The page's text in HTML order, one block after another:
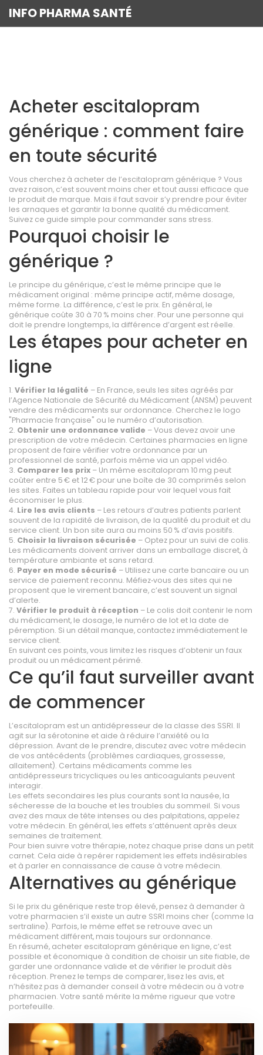
INFO PHARMA SANTÉ
Acheter escitalopram
générique : comment faire
en toute sécurité
Vous cherchez à acheter de l’escitalopram générique ? Vous
avez raison, c’est souvent moins cher et tout aussi efficace que
le produit de marque. Mais il faut savoir s’y prendre pour éviter
les arnaques et garantir la bonne qualité du médicament.
Suivez ce guide simple pour commander sans stress.
Pourquoi choisir le
générique ?
Le principe du générique, c’est le même principe que le
médicament original : même principe actif, même dosage,
même forme. La différence, c’est le prix. En général, le
générique coûte 30 à 70 % moins cher. Pour une personne qui
doit le prendre longtemps, la différence d’argent est réelle.
Les étapes pour acheter en
ligne
1. Vérifier la légalité – En France, seuls les sites agréés par
l’Agence Nationale de Sécurité du Médicament (ANSM) peuvent
vendre des médicaments sur ordonnance. Cherchez le logo
"Pharmacie française" ou le numéro d’autorisation.
2. Obtenir une ordonnance valide – Vous devez avoir une
prescription de votre médecin. Certaines pharmacies en ligne
proposent de faire vérifier votre ordonnance par un
professionnel de santé, parfois même via un appel vidéo.
3. Comparer les prix – Un même escitalopram 10 mg peut
coûter entre 5 € et 12 € pour une boîte de 30 comprimés selon
les sites. Faites un tableau rapide pour voir lequel vous fait
économiser le plus.
4. Lire les avis clients – Les retours d’autres patients parlent
souvent de la rapidité de livraison, de la qualité du produit et du
service client. Un bon site aura au moins 50 % d’avis positifs.
5. Choisir la livraison sécurisée – Optez pour un suivi de colis.
Les médicaments doivent arriver dans un emballage discret, à
température ambiante et sans retard.
6. Payer en mode sécurisé – Utilisez une carte bancaire ou un
service de paiement reconnu. Méfiez‑vous des sites qui ne
proposent que le virement bancaire, c’est souvent un signal
d’alerte.
7. Vérifier le produit à réception – Le colis doit contenir le nom
du médicament, le dosage, le numéro de lot et la date de
péremption. Si un détail manque, contactez immédiatement le
service client.
En suivant ces points, vous limitez les risques d’obtenir un faux
produit ou un médicament périmé.
Ce qu’il faut surveiller avant
de commencer
L’escitalopram est un antidépresseur de la classe des SSRI. Il
agit sur la sérotonine et aide à réduire l’anxiété ou la
dépression. Avant de le prendre, discutez avec votre médecin
de vos antécédents (problèmes cardiaques, grossesse,
allaitement). Certains médicaments comme les
antidépresseurs tricycliques ou les anticoagulants peuvent
interagir.
Les effets secondaires les plus courants sont la nausée, la
sécheresse de la bouche et les troubles du sommeil. Si vous
avez des maux de tête intenses ou des palpitations, appelez
votre médecin. En général, les effets s’atténuent après deux
semaines de traitement.
Pour bien suivre votre thérapie, notez chaque prise dans un petit
carnet. Cela aide à repérer rapidement les effets indésirables
et à parler en connaissance de cause à votre médecin.
Alternatives au générique
Si le prix du générique reste trop élevé, pensez à demander à
votre pharmacien s’il existe un autre SSRI moins cher (comme la
sertraline). Parfois, le même effet se retrouve avec un
médicament différent, mais toujours sur ordonnance.
En résumé, acheter escitalopram générique en ligne, c’est
possible et économique à condition de choisir un site fiable, de
garder une ordonnance valide et de vérifier le produit dès
réception. Prenez le temps de comparer, lisez les avis, et
n’hésitez pas à demander conseil à votre médecin ou à votre
pharmacien. Votre santé mérite la même rigueur que votre
portefeuille.